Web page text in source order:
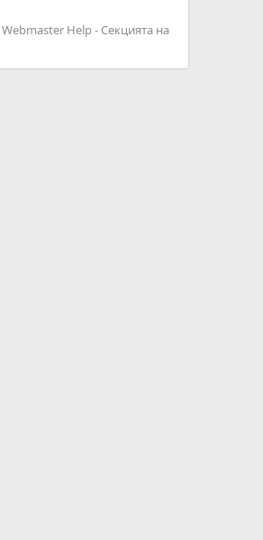
Webmaster Help - Секцията на